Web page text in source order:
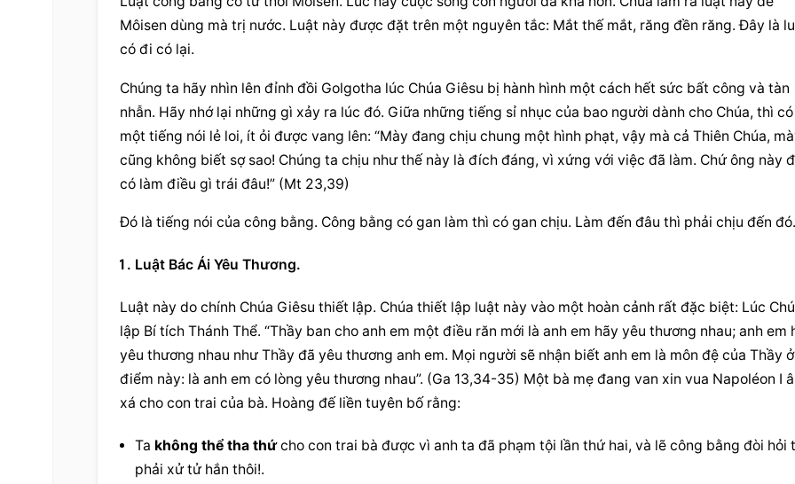
Môisen dùng mà trị nước. Luật này được đặt trên một nguyên tắc: Mắt thế mắt, răng đền răng. Đây là
có đi có lại.
Chúng ta hãy nhìn lên đỉnh đồi Golgotha lúc Chúa Giêsu bị hành hình một cách hết sức bất công và tàn
nhẫn. Hãy nhớ lại những gì xảy ra lúc đó. Giữa những tiếng sỉ nhục của bao người dành cho Chúa, thì có
một tiếng nói lẻ loi, ít ỏi được vang lên: “Mày đang chịu chung một hình phạt, vậy mà cả Thiên Chúa,
cũng không biết sợ sao! Chúng ta chịu như thế này là đích đáng, vì xứng với việc đã làm. Chứ ông này
có làm điều gì trái đâu!” (Mt 23,39)
Đó là tiếng nói của công bằng. Công bằng có gan làm thì có gan chịu. Làm đến đâu thì phải chịu đến đó.
Luật Bác Ái Yêu Thương.
Luật này do chính Chúa Giêsu thiết lập. Chúa thiết lập luật này vào một hoàn cảnh rất đặc biệt: Lúc
lập Bí tích Thánh Thể. “Thầy ban cho anh em một điều răn mới là anh em hãy yêu thương nhau; anh em
yêu thương nhau như Thầy đã yêu thương anh em. Mọi người sẽ nhận biết anh em là môn đệ của Thầy ở
điểm này: là anh em có lòng yêu thương nhau”. (Ga 13,34-35) Một bà mẹ đang van xin vua Napoléon I
xá cho con trai của bà. Hoàng đế liền tuyên bố rằng:
Ta không thể tha thứ cho con trai bà được vì anh ta đã phạm tội lần thứ hai, và lẽ công bằng đòi hỏi
phải xử tử hắn thôi!.